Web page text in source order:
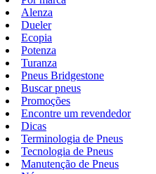
Alenza
Dueler
Ecopia
Potenza
Turanza
Pneus Bridgestone
Buscar pneus
Promoções
Encontre um revendedor
Dicas
Terminologia de Pneus
Tecnologia de Pneus
Manutenção de Pneus